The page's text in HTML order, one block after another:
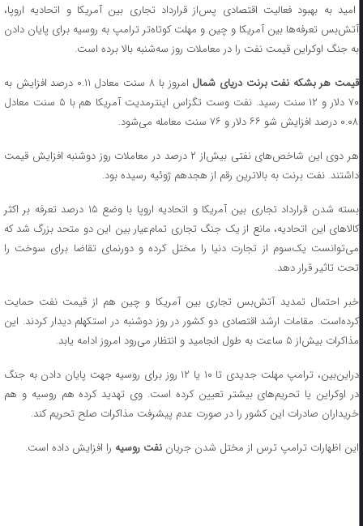
امید به بهبود فعالیت اقتصادی پس‌از قرارداد تجاری بین آمریکا و اتحادیه اروپا،
آتش‌بس تعرفه‌ها بین آمریکا و چین و مهلت کوتاه‌تر ترامپ به روسیه برای پایان دادن
به جنگ اوکراین قیمت نفت را در معاملات روز سه‌شنبه بالا برده است.
قیمت هر بشکه نفت برنت دریای شمال
امروز با ۸ سنت معادل ۰.۱۱ درصد افزایش به
۷۰ دلار و ۱۲ سنت رسید. نفت وست تگزاس اینترمدیت آمریکا هم با ۵ سنت معادل
۰.۰۸ درصد افزایش شو ۶۶ دلار و ۷۶ سنت معامله می‌شود.
هر دوی این شاخص‌های نفتی بیش‌از ۲ درصد در معاملات روز دوشنبه افزایش قیمت
داشتند. نفت برنت به بالاترین رقم از هجدهم ژوئیه رسیده بود.
بسته شدن قرارداد تجاری بین آمریکا و اتحادیه اروپا با وضع ۱۵ درصد تعرفه بر اکثر
کالاهای این اتحادیه، مانع از یک جنگ تجاری تمام‌عیار بین این دو متحد بزرگ شد که
می‌توانست یک‌سوم از تجارت دنیا را مختل کرده و دورنمای تقاضا برای سوخت را
تحت تاثیر قرار دهد.
خبر احتمال تمدید آتش‌بس تجاری بین آمریکا و چین هم از قیمت نفت حمایت
کرده‌است. مقامات ارشد اقتصادی دو کشور در روز دوشنبه در استکهلم دیدار کردند. این
مذاکرات بیش‌از ۵ ساعت به طول انجامید و انتظار می‌رود امروز ادامه یابد.
دراین‌بین، ترامپ مهلت جدیدی تا ۱۰ یا ۱۲ روز برای روسیه جهت پایان دادن به جنگ
در اوکراین یا تحریم‌های بیشتر تعیین کرده است. وی تهدید کرده هم روسیه و هم
خریداران صادرات این کشور را در صورت عدم پیشرفت مذاکرات صلح تحریم کند.
این اظهارات ترامپ ترس از مختل شدن جریاننفت روسیهرا افزایش داده است.